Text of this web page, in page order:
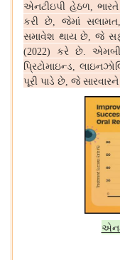
એનટીઇપી હેઠળ,
કરી છે,જેમાં સલામત
સમાવેશ થાય છે,જે
(2022) કરે છે.
પ્રિટોમાઇન્ડ,
પૂરી પાડે છે, જે